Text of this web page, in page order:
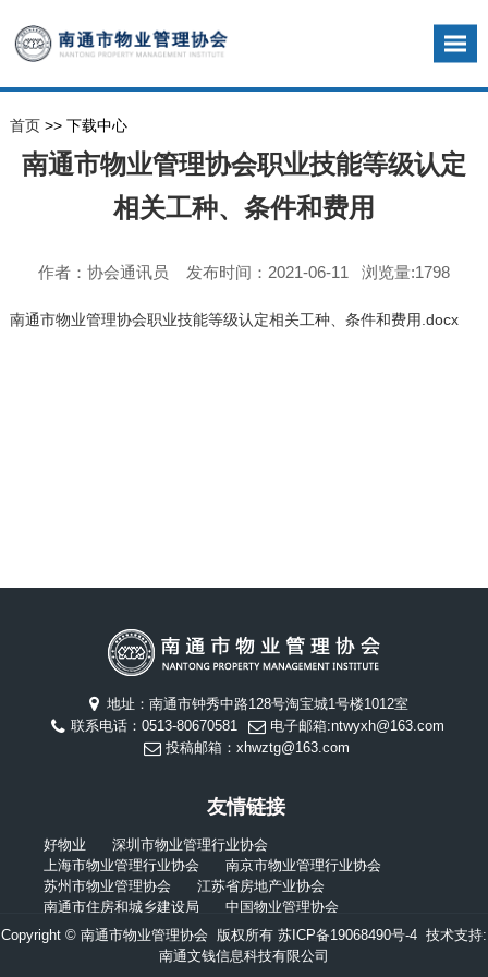
首页>> 下载中心
南通市物业管理协会职业技能等级认定
相关工种、条件和费用
作者：协会通讯员 发布时间：2021-06-11 浏览量:1798
南通市物业管理协会职业技能等级认定相关工种、条件和费用.docx
地址：南通市钟秀中路128号淘宝城1号楼1012室
联系电话：0513-80670581
电子邮箱:ntwyxh@163.com
投稿邮箱：xhwztg@163.com
友情链接
好物业
深圳市物业管理行业协会
上海市物业管理行业协会
南京市物业管理行业协会
苏州市物业管理协会
江苏省房地产业协会
南通市住房和城乡建设局
中国物业管理协会
Copyright © 南通市物业管理协会 版权所有 苏ICP备19068490号-4 技术支持:
南通文钱信息科技有限公司